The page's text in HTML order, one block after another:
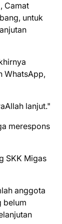
Camat
untuk
WhatsApp,
lanjut."
merespons
SKK Migas
anggota
belum